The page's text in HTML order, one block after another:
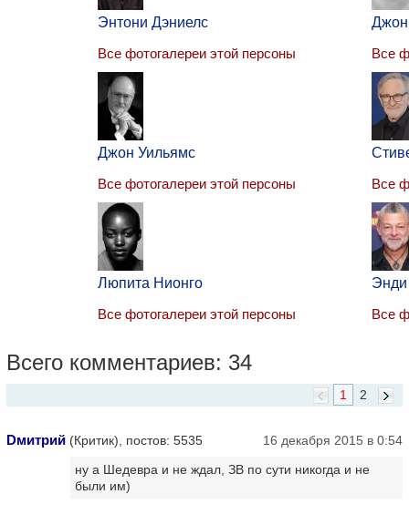
Энтони Дэниелс
Все фотогалереи этой персоны
Все
Джон Уильямс
Все фотогалереи этой персоны
Все
Люпита Нионго
Все фотогалереи этой персоны
Энди
Все
Всего комментариев: 34
2
1
Dмитрий (Критик), постов: 5535
16 декабря 2015 в 0:54
ну а Шедевра и не ждал, ЗВ по сути никогда и не
были им)